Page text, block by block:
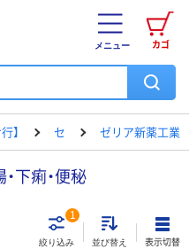
カゴ
メニュー
】 セ ゼリア新薬工業
下痢・便秘
絞り込み
1
並び替え 表示切替